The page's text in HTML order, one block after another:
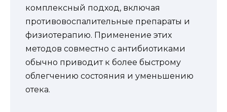
комплексный подход, включая
противовоспалительные препараты и
физиотерапию. Применение этих
методов совместно с антибиотиками
обычно приводит к более быстрому
облегчению состояния и уменьшению
отека.